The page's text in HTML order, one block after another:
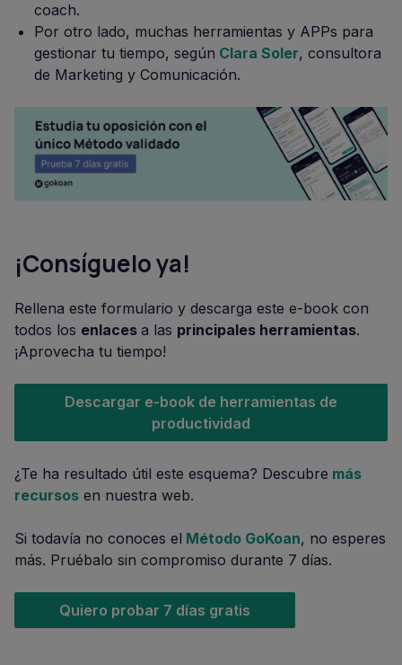
coach.
Por otro lado, muchas herramientas y APPs para
gestionar tu tiempo, según Clara Soler, consultora
de Marketing y Comunicación.
¡Consíguelo ya!
Rellena este formulario y descarga este e-book con
todos los enlaces a las principales herramientas.
¡Aprovecha tu tiempo!
Descargar e-book de herramientas de
productividad
¿Te ha resultado útil este esquema? Descubre más
recursos en nuestra web.
Si todavía no conoces el Método GoKoan, no esperes
más. Pruébalo sin compromiso durante 7 días.
Quiero probar 7 días gratis